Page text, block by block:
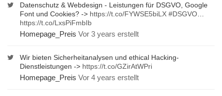
Datenschutz & Webdesign - Leistungen für DSGVO, Google
Font und Cookies? -> https://t.co/FYWSE5biLX #DSGVO
https://t.co/LxsPiFmbIb
Homepage_Preis Vor 3 years erstellt
Wir bieten Sicherheitanalysen und ethical Hacking-
Dienstleistungen -> https://t.co/GZirAtWPri
Homepage_Preis Vor 4 years erstellt